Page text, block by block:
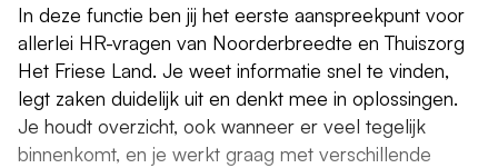
In deze functie ben jij het eerste aanspreekpunt voor
allerlei HR-vragen van Noorderbreedte en Thuiszorg
Het Friese Land. Je weet informatie snel te vinden,
legt zaken duidelijk uit en denkt mee in oplossingen.
Je houdt overzicht, ook wanneer er veel tegelijk
binnenkomt, en je werkt graag met verschillende